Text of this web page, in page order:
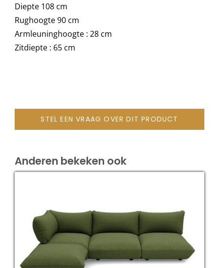
Diepte 108 cm
Rughoogte 90 cm
Armleuninghoogte : 28 cm
Zitdiepte : 65 cm
STEL EEN VRAAG OVER DIT PRODUCT
Anderen bekeken ook